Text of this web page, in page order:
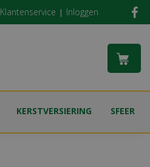
Klantenservice Inloggen
KERSTVERSIERING SFEER